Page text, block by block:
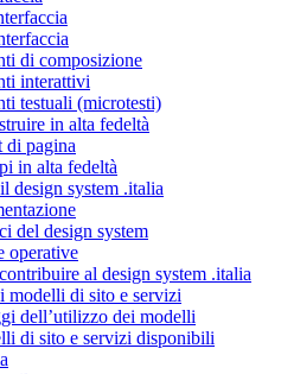
di composizione
interattivi
testuali (microtesti)
in alta fedeltà
di pagina
in alta fedeltà
design system .italia
del design system
operative
al design system .italia
modelli di sito e servizi
dell’utilizzo dei modelli
di sito e servizi disponibili